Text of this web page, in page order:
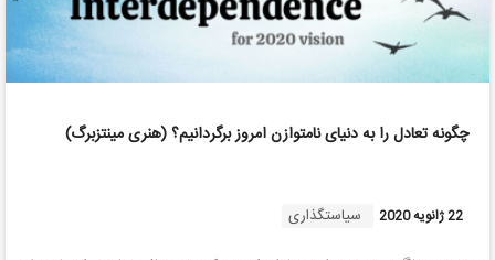
چگونه تعادل را به دنیای نامتوازن امروز برگردانیم؟ (هنری مینتزبرگ)
22 ژانویه 2020 سیاستگذاری